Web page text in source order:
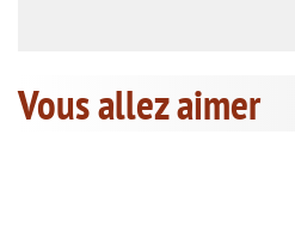
Vous allez aimer